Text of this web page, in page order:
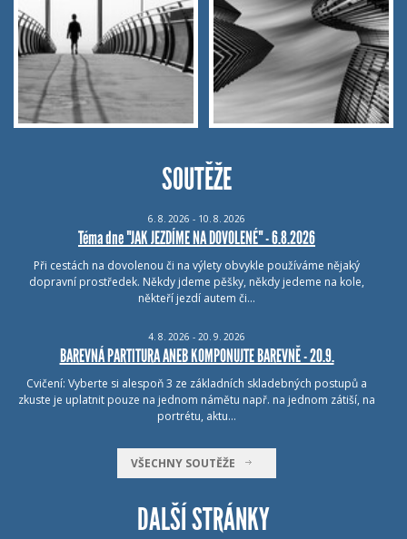
SOUTĚŽE
6. 8. 2026 - 10. 8. 2026
Téma dne "JAK JEZDÍME NA DOVOLENÉ" - 6.8.2026
Při cestách na dovolenou či na výlety obvykle používáme nějaký
dopravní prostředek. Někdy jdeme pěšky, někdy jedeme na kole,
někteří jezdí autem či…
4. 8. 2026 - 20. 9. 2026
BAREVNÁ PARTITURA ANEB KOMPONUJTE BAREVNĚ - 20.9.
Cvičení: Vyberte si alespoň 3 ze základních skladebných postupů a
zkuste je uplatnit pouze na jednom námětu např. na jednom zátiší, na
portrétu, aktu…
VŠECHNY SOUTĚŽE
DALŠÍ STRÁNKY